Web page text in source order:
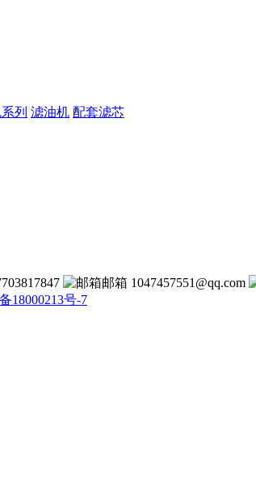
列 滤油机 配套滤芯
邮箱 1047457551@qq.com
18000213号-7